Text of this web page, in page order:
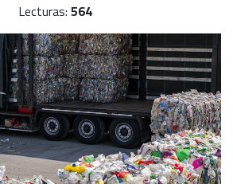
Lecturas: 564